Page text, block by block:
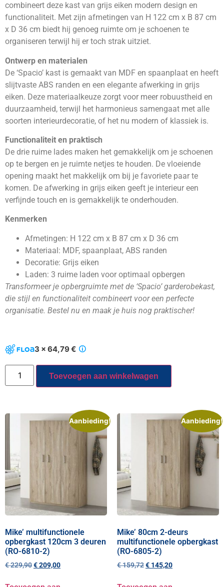
combineert deze kast van grijs eiken modern design en
functionaliteit. Met zijn afmetingen van H 122 cm x B 87 cm
x D 36 cm biedt hij genoeg ruimte om je schoenen te
organiseren terwijl hij er toch strak uitziet.
Ontwerp en materialen
De ‘Spacio’ kast is gemaakt van MDF en spaanplaat en heeft
slijtvaste ABS randen en een elegante afwerking in grijs
eiken. Deze materiaalkeuze zorgt voor meer robuustheid en
duurzaamheid, terwijl het harmonieus samengaat met alle
soorten interieurdecoratie, of het nu modern of klassiek is.
Functionaliteit en praktisch
De drie ruime lades maken het gemakkelijk om je schoenen
op te bergen en je ruimte netjes te houden. De vloeiende
opening maakt het makkelijk om bij je favoriete paar te
komen. De afwerking in grijs eiken geeft je interieur een
verfijnde touch en is gemakkelijk te onderhouden.
Kenmerken
Afmetingen: H 122 cm x B 87 cm x D 36 cm
Materiaal: MDF, spaanplaat, ABS randen
Decoratie: Grijs eiken
Laden: 3 ruime laden voor optimaal opbergen
Transformeer je opbergruimte met de ‘Spacio’ garderobekast,
die stijl en functionaliteit combineert voor een perfecte
organisatie. Bestel nu en maak je huis nog praktischer!
3 x 64,79 €
Toevoegen aan winkelwagen
Aanbieding!
Mike’ multifunctionele
opbergkast 120cm 3 deuren
(RO-6810-2)
€229,90€209,00
Aanbieding!
Mike’ 80cm 2-deurs
multifunctionele opbergkast
(RO-6805-2)
€159,72€ 145,20